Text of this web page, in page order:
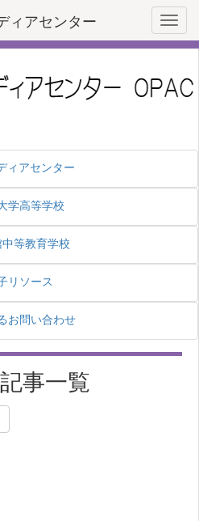
アセンター
ィアセンター
学高等学校
等教育学校
リソース
お問い合わせ
事一覧